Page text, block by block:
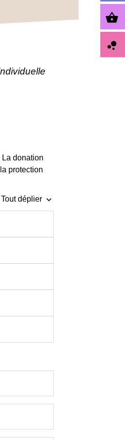
La donation
protection
Tout déplier keyboard_arrow_down
shopping_basket
bubble_chart